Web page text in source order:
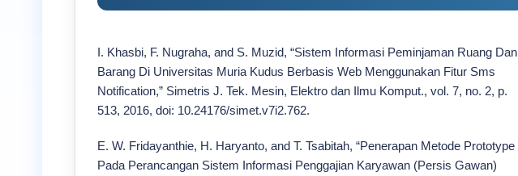
I. Khasbi, F. Nugraha, and S. Muzid, “Sistem Informasi Peminjaman Ruang Dan
Barang Di Universitas Muria Kudus Berbasis Web Menggunakan Fitur Sms
Notification,” Simetris J. Tek. Mesin, Elektro dan Ilmu Komput., vol. 7, no. 2, p.
513, 2016, doi: 10.24176/simet.v7i2.762.
E. W. Fridayanthie, H. Haryanto, and T. Tsabitah, “Penerapan Metode Prototype
Pada Perancangan Sistem Informasi Penggajian Karyawan (Persis Gawan)